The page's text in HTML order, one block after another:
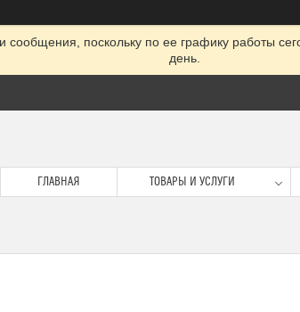
поскольку по ее графику работы
день.
ГЛАВНАЯ ТОВАРЫ И УСЛУГИ